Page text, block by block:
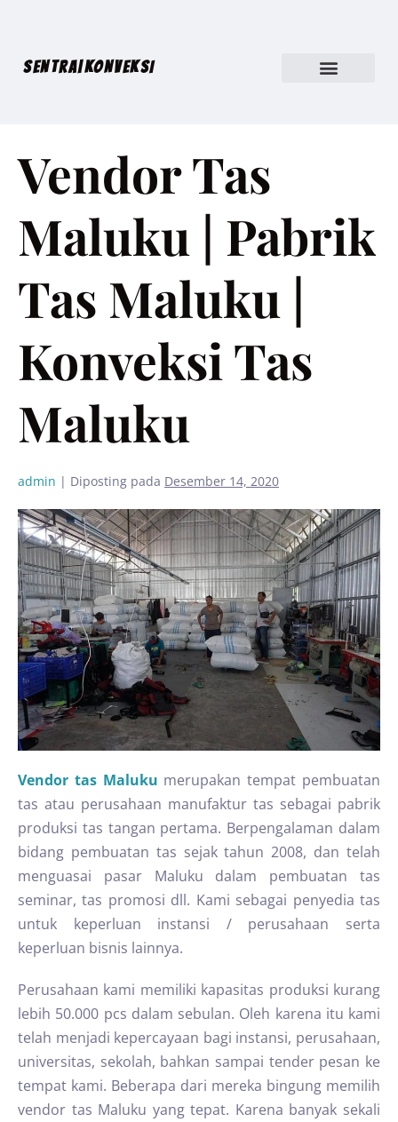
SENTRA|KONVEKSI
Vendor Tas
Maluku | Pabrik
Tas Maluku |
Konveksi Tas
Maluku
admin | Diposting pada Desember 14, 2020
Vendor tas Maluku merupakan tempat pembuatan
tas atau perusahaan manufaktur tas sebagai pabrik
produksi tas tangan pertama. Berpengalaman dalam
bidang pembuatan tas sejak tahun 2008, dan telah
menguasai pasar Maluku dalam pembuatan tas
seminar, tas promosi dll. Kami sebagai penyedia tas
untuk keperluan instansi / perusahaan serta
keperluan bisnis lainnya.
Perusahaan kami memiliki kapasitas produksi kurang
lebih 50.000 pcs dalam sebulan. Oleh karena itu kami
telah menjadi kepercayaan bagi instansi, perusahaan,
universitas, sekolah, bahkan sampai tender pesan ke
tempat kami. Beberapa dari mereka bingung memilih
vendor tas Maluku yang tepat. Karena banyak sekali